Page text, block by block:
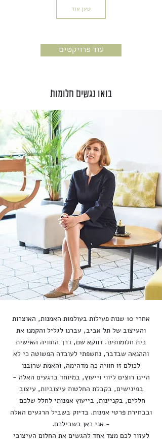
טען עוד
עוד פרויקטים
בואו נגשים חלומות
אחרי 10 שנות פעילות בעולמות האמנות, האוצרות
והעיצוב של תל אביב, עברנו לגליל והקמנו את
בית חלומותינו. דווקא שם, דרך החוויה האישית
וההנאה שבדבר, נחשפתי לעובדה הפשוטה כי לא
לכולם זו חוויה כה מדהימה, והאמת שרובנו
היינו רוצים ליווי וייעוץ, במיוחד ברגעים האלה -
בפינישים, בקבלת החלטות עיצוביות, עיצוב
חללים, בקניינות, בייעוץ אמנותי לחלל שלכם
ובבחירת פרטי אמנות. בדיוק בשביל הרגעים האלה
- אני כאן בשבילכם.
לעזור לכם מצד אחד להגשים את החלום העיצובי